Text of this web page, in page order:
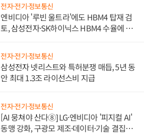
전자·전기·정보통신
엔비디아 '루빈 울트라'에도 HBM4 탑재 검
토, 삼성전자·SK하이닉스 HBM4 수율에 주
전자·전기·정보통신
삼성전자 넷리스트와 특허분쟁 매듭, 5년 동
안 최대 1.3조 라이선스비 지급
전자·전기·정보통신
[AI 뭉쳐야 산다⑧] LG·엔비디아 '피지컬 AI'
동맹 강화, 구광모 제조·데이터·기술 결집